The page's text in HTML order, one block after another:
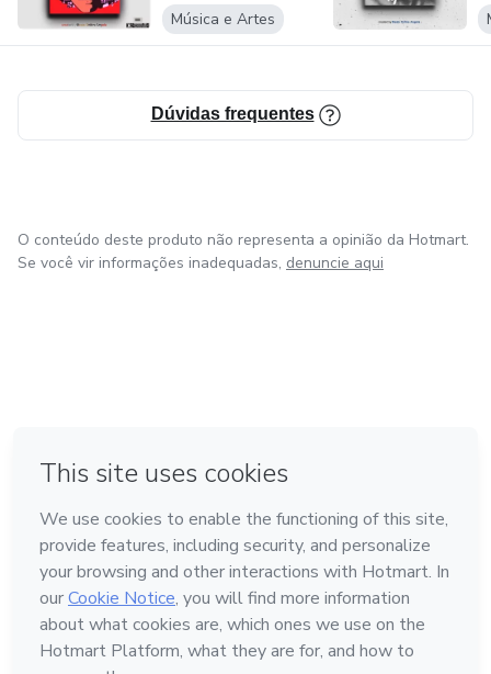
Música e Artes
Dúvidas frequentes
O conteúdo deste produto não representa a opinião da Hotmart.
Se você vir informações inadequadas, denuncie aqui
Feito com ❤ na Cidade do México
Conheça a Hotmart
Idioma